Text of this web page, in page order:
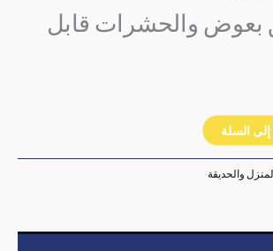
بعوض والحشرات قابل
السلة
والحديقة